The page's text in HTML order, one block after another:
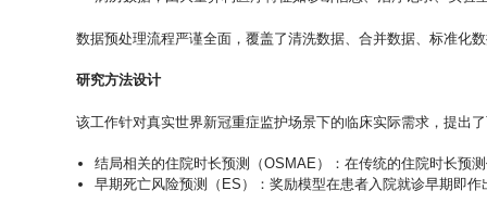
数据预处理流程严谨全面，覆盖了清洗数据、合并数据、标准化
研究方法设计
该工作针对真实世界新冠重症监护场景下的临床实际需求，提出
结局相关的住院时长预测（OSMAE）：在传统的住院时长预
早期死亡风险预测（ES）：奖励模型在患者入院就诊早期即